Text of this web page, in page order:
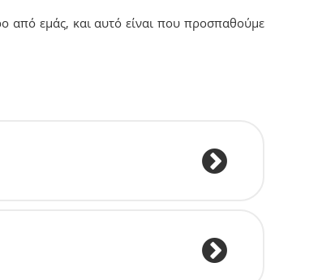
από εμάς, και αυτό είναι που προσπαθούμε